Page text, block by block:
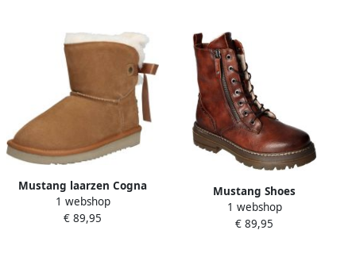
Mustang laarzen Cogna
1 webshop
€ 89,95
Mustang Shoes
Winterlaarzen hakken
winter enkellaars
1 webshop
€ 89,95